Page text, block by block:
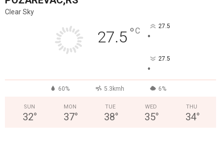
Clear Sky
27.5 °C 27.5
°
27.5
°
60% 5.3kmh 6%
SUN
32°
MON
37°
TUE
38°
WED
35°
THU
34°